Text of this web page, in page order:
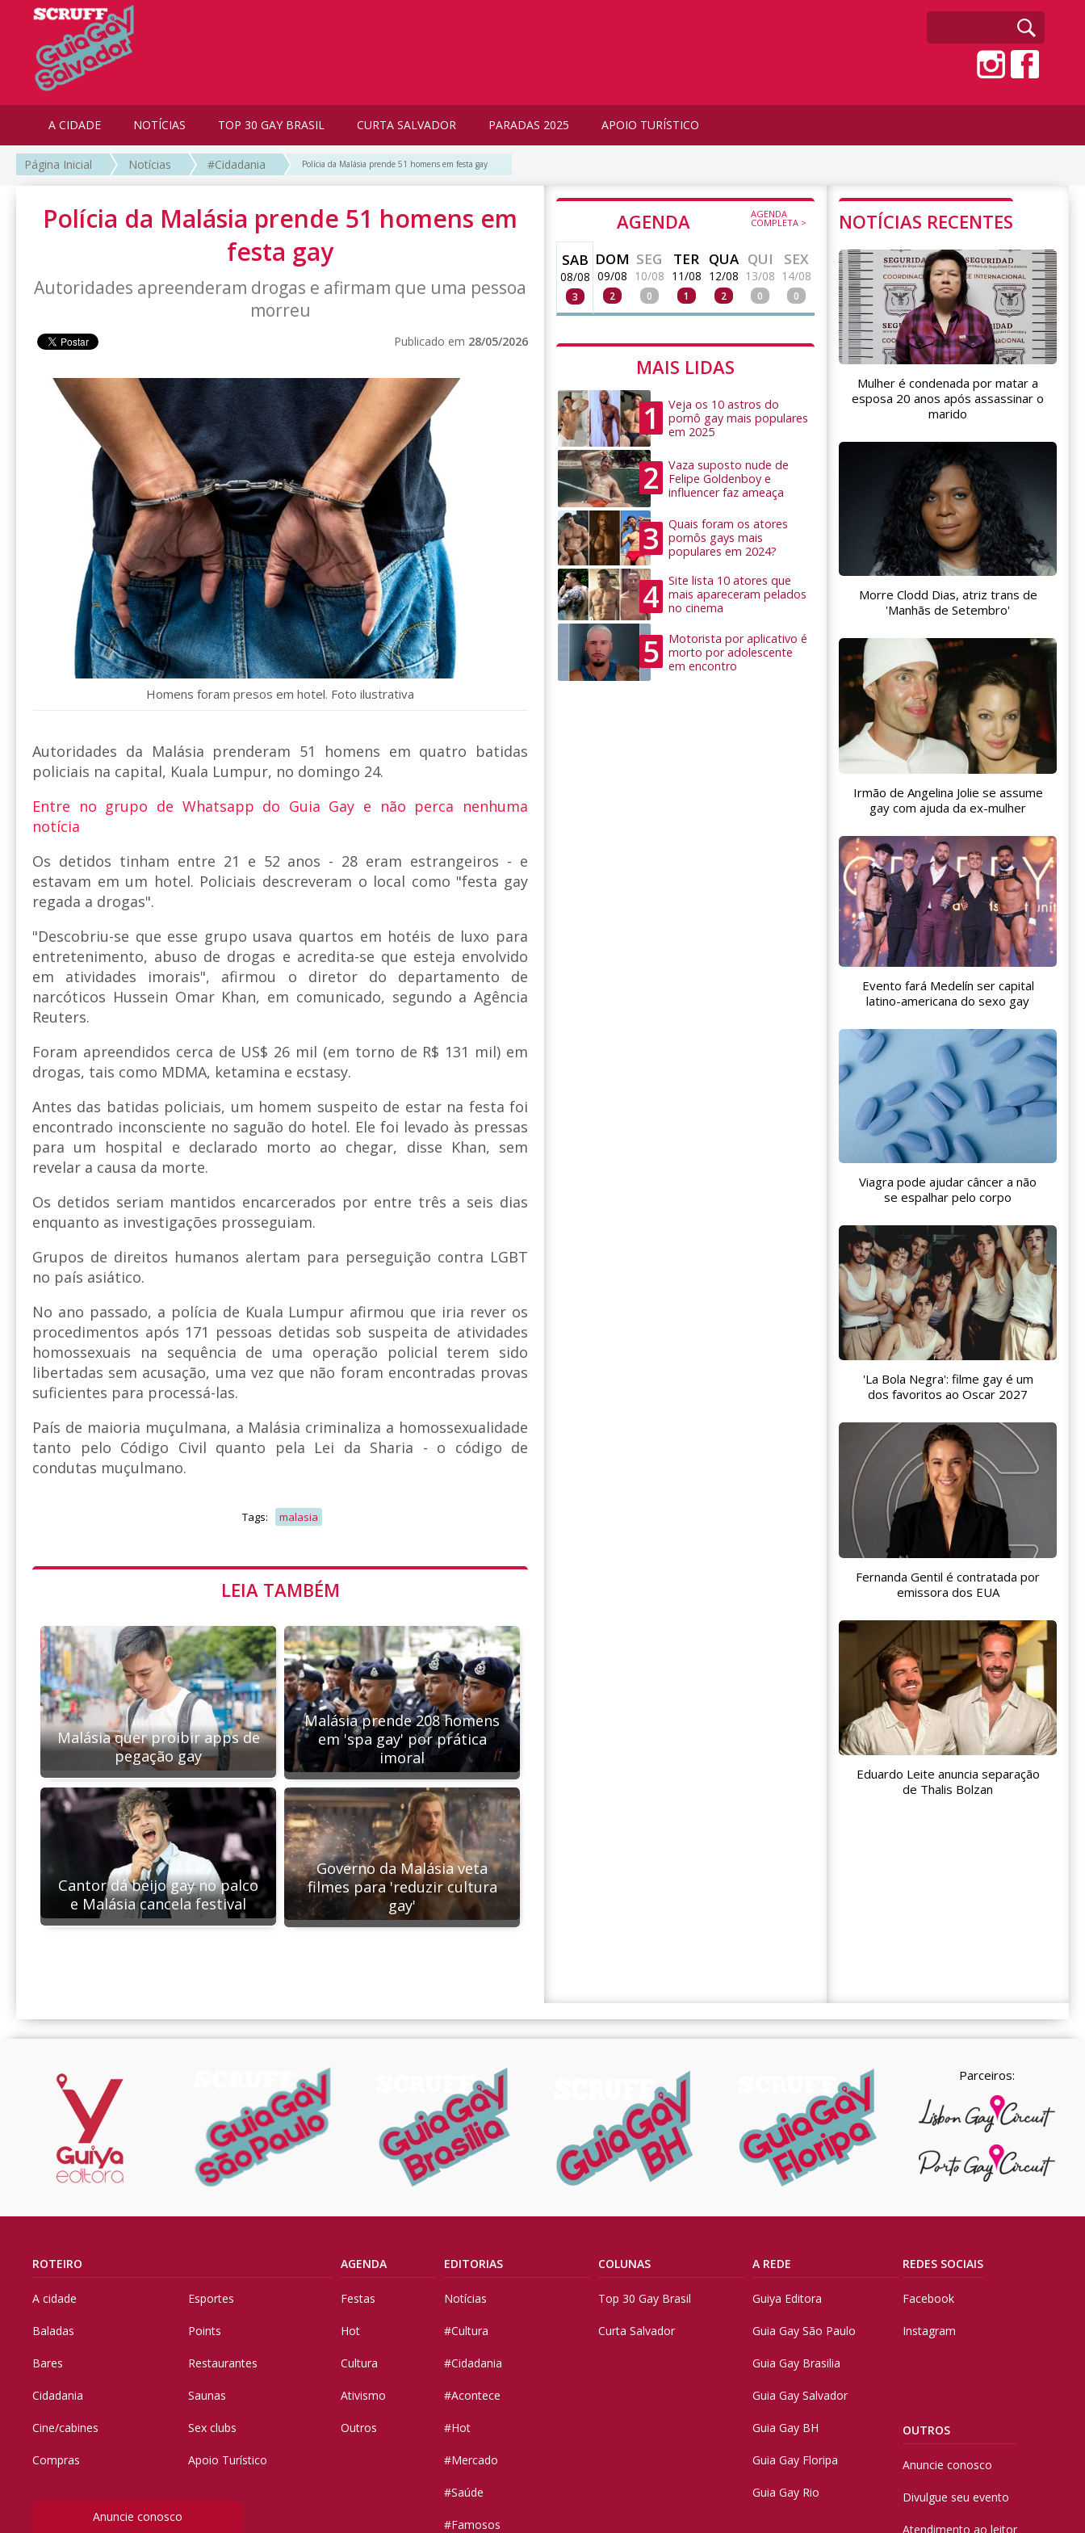
A CIDADE NOTÍCIAS TOP 30 GAY BRASIL CURTA SALVADOR PARADAS 2025 APOIO TURÍSTICO
Página Inicial Notícias #Cidadania Polícia da Malásia prende 51 homens em festa gay
Polícia da Malásia prende 51 homens em
festa gay
Autoridades apreenderam drogas e afirmam que uma pessoa
morreu
Publicado em 28/05/2026
Homens foram presos em hotel. Foto ilustrativa
Autoridades da Malásia prenderam 51 homens em quatro batidas
policiais na capital, Kuala Lumpur, no domingo 24.
Entre no grupo de Whatsapp do Guia Gay e não perca nenhuma
notícia
Os detidos tinham entre 21 e 52 anos - 28 eram estrangeiros - e
estavam em um hotel. Policiais descreveram o local como "festa gay
regada a drogas".
"Descobriu-se que esse grupo usava quartos em hotéis de luxo para
entretenimento, abuso de drogas e acredita-se que esteja envolvido
em atividades imorais", afirmou o diretor do departamento de
narcóticos Hussein Omar Khan, em comunicado, segundo a Agência
Reuters.
Foram apreendidos cerca de US$ 26 mil (em torno de R$ 131 mil) em
drogas, tais como MDMA, ketamina e ecstasy.
Antes das batidas policiais, um homem suspeito de estar na festa foi
encontrado inconsciente no saguão do hotel. Ele foi levado às pressas
para um hospital e declarado morto ao chegar, disse Khan, sem
revelar a causa da morte.
Os detidos seriam mantidos encarcerados por entre três a seis dias
enquanto as investigações prosseguiam.
Grupos de direitos humanos alertam para perseguição contra LGBT
no país asiático.
No ano passado, a polícia de Kuala Lumpur afirmou que iria rever os
procedimentos após 171 pessoas detidas sob suspeita de atividades
homossexuais na sequência de uma operação policial terem sido
libertadas sem acusação, uma vez que não foram encontradas provas
suficientes para processá-las.
País de maioria muçulmana, a Malásia criminaliza a homossexualidade
tanto pelo Código Civil quanto pela Lei da Sharia - o código de
condutas muçulmano.
Tags: malasia
LEIA TAMBÉM
Malásia quer proibir apps de
pegação gay
Malásia prende 208 homens
em 'spa gay' por prática
imoral
Cantor dá beijo gay no palco
e Malásia cancela festival
Governo da Malásia veta
filmes para 'reduzir cultura
gay'
AGENDA AGENDA
COMPLETA >
SAB
08/08
3
DOM
09/08
2
SEG
10/08
0
TER
11/08
1
QUA
12/08
2
QUI
13/08
0
SEX
14/08
0
MAIS LIDAS
1
Veja os 10 astros do
pornô gay mais populares
em 2025
2
Vaza suposto nude de
Felipe Goldenboy e
influencer faz ameaça
3
Quais foram os atores
pornôs gays mais
populares em 2024?
4
Site lista 10 atores que
mais apareceram pelados
no cinema
5
Motorista por aplicativo é
morto por adolescente
em encontro
NOTÍCIAS RECENTES
Mulher é condenada por matar a
esposa 20 anos após assassinar o
marido
Morre Clodd Dias, atriz trans de
'Manhãs de Setembro'
Irmão de Angelina Jolie se assume
gay com ajuda da ex-mulher
Evento fará Medelín ser capital
latino-americana do sexo gay
Viagra pode ajudar câncer a não
se espalhar pelo corpo
'La Bola Negra': filme gay é um
dos favoritos ao Oscar 2027
Fernanda Gentil é contratada por
emissora dos EUA
Eduardo Leite anuncia separação
de Thalis Bolzan
Parceiros:
ROTEIRO
A cidade
Baladas
Bares
Cidadania
Cine/cabines
Compras
Esportes
Points
Restaurantes
Saunas
Sex clubs
Apoio Turístico
Anuncie conosco
AGENDA
Festas
Hot
Cultura
Ativismo
Outros
EDITORIAS
Notícias
#Cultura
#Cidadania
#Acontece
#Hot
#Mercado
#Saúde
#Famosos
COLUNAS
Top 30 Gay Brasil
Curta Salvador
A REDE
Guiya Editora
Guia Gay São Paulo
Guia Gay Brasilia
Guia Gay Salvador
Guia Gay BH
Guia Gay Floripa
Guia Gay Rio
REDES SOCIAIS
Facebook
Instagram
OUTROS
Anuncie conosco
Divulgue seu evento
Atendimento ao leitor